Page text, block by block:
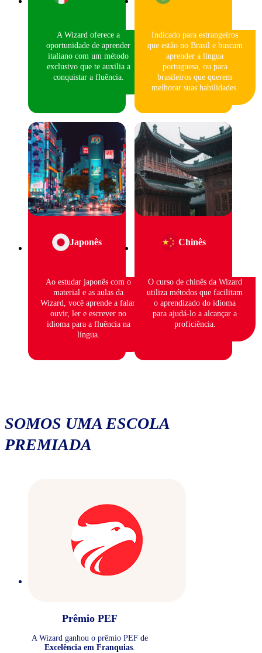
A Wizard oferece a
oportunidade de aprender
italiano com um método
exclusivo que te auxilia a
conquistar a fluência.
Indicado para estrangeiros
que estão no Brasil e buscam
aprender a língua
portuguesa, ou para
brasileiros que querem
melhorar suas habilidades.
Japonês
Ao estudar japonês com o
material e as aulas da
Wizard, você aprende a falar,
ouvir, ler e escrever no
idioma para a fluência na
língua.
Chinês
O curso de chinês da Wizard
utiliza métodos que facilitam
o aprendizado do idioma
para ajudá-lo a alcançar a
proficiência.
SOMOS UMA ESCOLA
PREMIADA
Prêmio PEF
A Wizard ganhou o prêmio PEF de
Excelência em Franquias.